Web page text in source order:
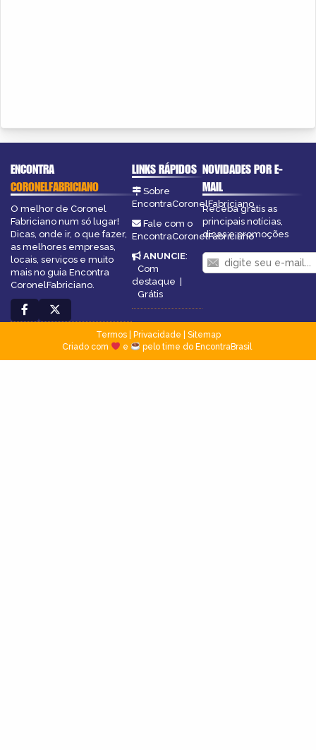
ENCONTRA
CORONELFABRICIANO
O melhor de Coronel
Fabriciano num só lugar!
Dicas, onde ir, o que fazer,
as melhores empresas,
locais, serviços e muito
mais no guia Encontra
CoronelFabriciano.
LINKS RÁPIDOS
Sobre
EncontraCoronelFabriciano
Fale com o
EncontraCoronelFabriciano
ANUNCIE:
Com
destaque |
Grátis
NOVIDADES POR E-
MAIL
Receba grátis as
principais notícias,
dicas e promoções
Termos| Privacidade
Sitemap
Criado com
e pelo time do EncontraBrasil